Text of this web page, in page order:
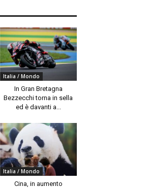
Italia / Mondo
In Gran Bretagna
Bezzecchi torna in sella
ed è davanti a...
Italia / Mondo
Cina, in aumento